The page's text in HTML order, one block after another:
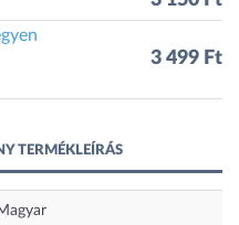
3 499 Ft
TERMÉKLEÍRÁS